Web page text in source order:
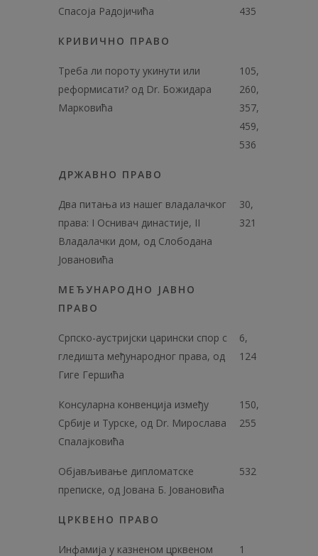
Спасоја Радојичића
435
КРИВИЧНО ПРАВО
Треба ли пороту укинути или
реформисати? од Dr. Божидара
Марковића
105,
260,
357,
459,
536
ДРЖАВНО ПРАВО
Два питања из нашег владалачког
права: I Оснивач династије, II
Владалачки дом, од Слободана
Јовановића
30,
321
МЕЂУНАРОДНО ЈАВНО
ПРАВО
Српско-аустријски царински спор с
гледишта међународног права, од
Гиге Гершића
6,
124
Консуларна конвенција између
Србије и Турске, од Dr. Мирослава
Спалајковића
150,
255
Објављивање дипломатске
преписке, од Јована Б. Јовановића
532
ЦРКВЕНО ПРАВО
Инфамија у казненом црквеном 1